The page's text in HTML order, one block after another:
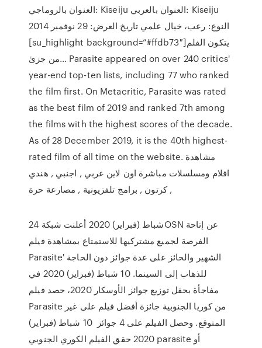
العنوان بالروماجي: Kiseiju العنوان بالعربي: Kiseiju
النوع: رعب، خيال علمي تاريخ العرض: 29 نوفمبر 2014
[su_highlight background=”#ffdb73″]يتكون الفلم
من جزئ… Parasite appeared on over 240 critics'
year-end top-ten lists, including 77 who ranked
the film first. On Metacritic, Parasite was rated
as the best film of 2019 and ranked 7th among
the films with the highest scores of the decade.
As of 28 December 2019, it is the 40th highest-
rated film of all time on the website. مشاهدة
افلام ومسلسلات مباشرة اون لاين عربي , اجنبي , هندي
, كرتون , برامج تلفزيونية , مصارعة حرة
24 شباط (فبراير) 2020 أعلنت شبكةOSN عن إتاحة
الفرصة لجميع مشتركيها للاستمتاع بمشاهدة فيلم
Parasite' الشهير والحائز على عدة جوائز دون الحاجة
للذهاب إلى السينما. 10 شباط (فبراير) 2020 في
مفاجأة بحفل توزيع جوائز الأوسكار 2020، حصد فيلم
Parasite من كوريا الجنوبية جائزة أفضل فيلم على غير
المتوقع. وحصل الفيلم على 4 جوائز 10 شباط (فبراير)
2020 حقق الفيلم الكوري الجنوبي parasite أو